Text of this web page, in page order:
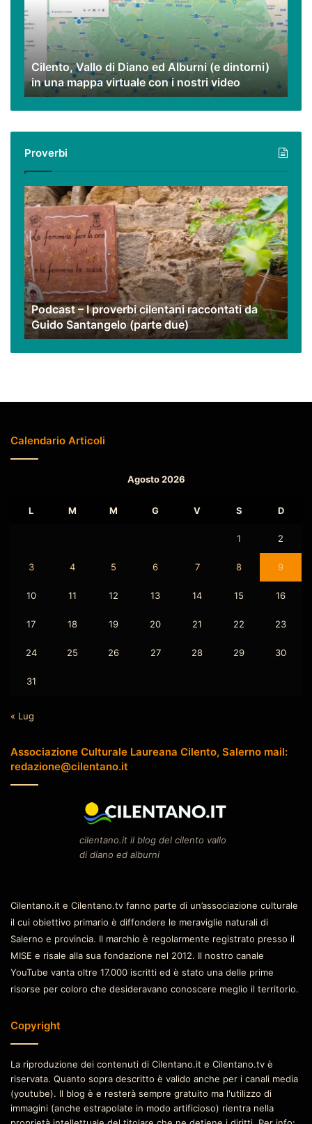
ed
Alburni
(e
dintorni)
una
mappa
virtuale
nostri
video
Cilento, Vallo di Diano ed Alburni (e dintorni)
in una mappa virtuale con i nostri video
Proverbi
Podcast
–
I
proverbi
cilentani
raccontati
da
Guido
Santangelo
(parte
due)
Podcast – I proverbi cilentani raccontati da
Guido Santangelo (parte due)
Calendario Articoli
Agosto 2026
L M M G V S D
1 2
3 4 5 6 7 8 9
10 11 12 13 14 15 16
17 18 19 20 21 22 23
24 25 26 27 28 29 30
31
« Lug
Associazione Culturale Laureana Cilento, Salerno mail:
redazione@cilentano.it
cilentano.it il blog del cilento vallo
di diano ed alburni
Cilentano.it e Cilentano.tv fanno parte di un’associazione culturale
il cui obiettivo primario è diffondere le meraviglie naturali di
Salerno e provincia. Il marchio è regolarmente registrato presso il
MISE e risale alla sua fondazione nel 2012. Il nostro canale
YouTube vanta oltre 17.000 iscritti ed è stato una delle prime
risorse per coloro che desideravano conoscere meglio il territorio.
Copyright
La riproduzione dei contenuti di Cilentano.it e Cilentano.tv è
riservata. Quanto sopra descritto è valido anche per i canali media
(youtube). Il blog è e resterà sempre gratuito ma l'utilizzo di
immagini (anche estrapolate in modo artificioso) rientra nella